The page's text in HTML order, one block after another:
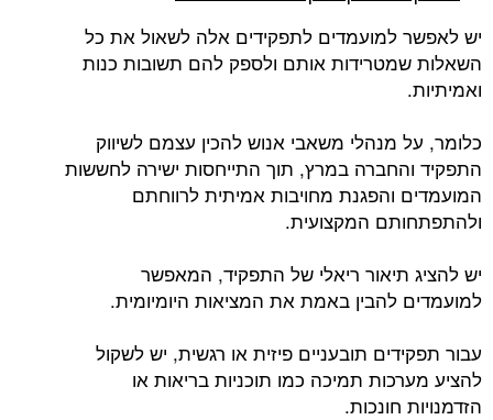
יש לאפשר למועמדים לתפקידים אלה לשאול את כל
השאלות שמטרידות אותם ולספק להם תשובות כנות
ואמיתיות.
כלומר, על מנהלי משאבי אנוש להכין עצמם לשיווק
התפקיד והחברה במרץ, תוך התייחסות ישירה לחששות
המועמדים והפגנת מחויבות אמיתית לרווחתם
ולהתפתחותם המקצועית.
יש להציג תיאור ריאלי של התפקיד, המאפשר
למועמדים להבין באמת את המציאות היומיומית.
עבור תפקידים תובעניים פיזית או רגשית, יש לשקול
להציע מערכות תמיכה כמו תוכניות בריאות או
הזדמנויות חונכות.